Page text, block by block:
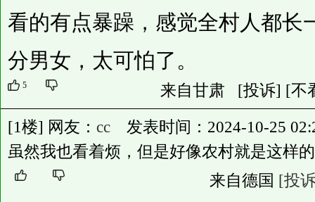
看的有点暴躁，感觉全村人都长
分男女，太可怕了。
5 来自甘肃 [投诉] [不
[1楼] 网友： cc 发表时间：2024-10-25
虽然我也看着烦，但是好像农村就是这
来自德国 [投